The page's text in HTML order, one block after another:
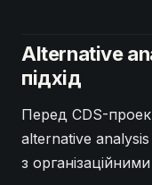
Alternative
підхід
Перед CDS-
alternative
з